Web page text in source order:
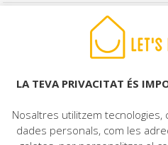
© 2022 LET'S HABITAT -
Protecció de dades|
LA TEVA PRIVACITAT ÉS
Nosaltres utilitzem tecnologies,
dades personals, com les